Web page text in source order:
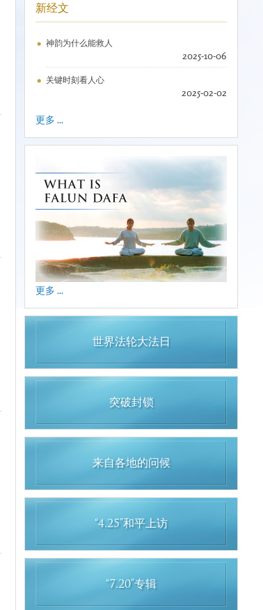
新经文
神韵为什么能救人
2025-10-06
关键时刻看人心
2025-02-02
更多 ...
更多 ...
世界法轮大法日
突破封锁
来自各地的问候
“4.25”和平上访
“7.20”专辑